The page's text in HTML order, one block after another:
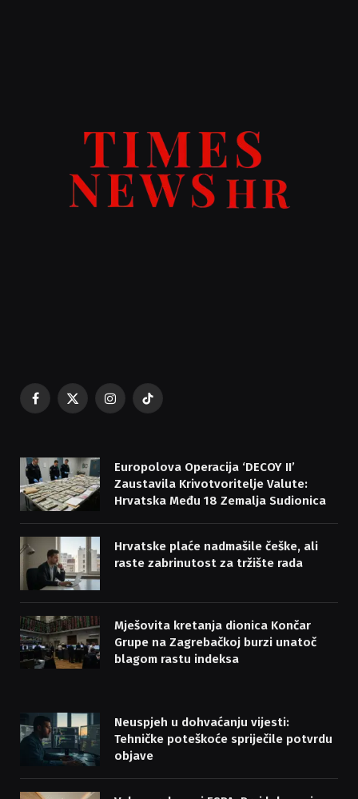
Facebook
X
Instagram
TikTok
Europolova Operacija ‘DECOY II’
Zaustavila Krivotvoritelje Valute:
Hrvatska Među 18 Zemalja Sudionica
Hrvatske plaće nadmašile češke, ali
raste zabrinutost za tržište rada
Mješovita kretanja dionica Končar
Grupe na Zagrebačkoj burzi unatoč
blagom rastu indeksa
Neuspjeh u dohvaćanju vijesti:
Tehničke poteškoće spriječile potvrdu
objave